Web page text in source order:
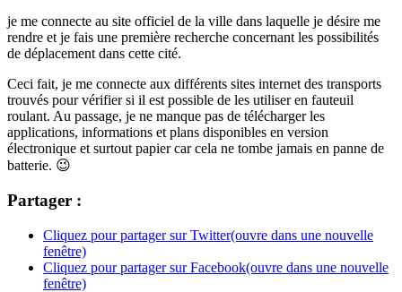
je me connecte au site officiel de la ville dans laquelle je désire me
rendre et je fais une première recherche concernant les possibilités
de déplacement dans cette cité.
Ceci fait, je me connecte aux différents sites internet des transports
trouvés pour vérifier si il est possible de les utiliser en fauteuil
roulant. Au passage, je ne manque pas de télécharger les
applications, informations et plans disponibles en version
électronique et surtout papier car cela ne tombe jamais en panne de
batterie. 😉
Partager :
Cliquez pour partager sur Twitter(ouvre dans une nouvelle
fenêtre)
Cliquez pour partager sur Facebook(ouvre dans une nouvelle
fenêtre)